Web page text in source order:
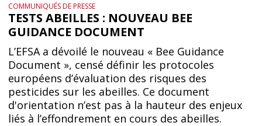
COMMUNIQUÉS DE PRESSE
TESTS ABEILLES : NOUVEAU BEE
GUIDANCE DOCUMENT
L’EFSA a dévoilé le nouveau « Bee Guidance
Document », censé définir les protocoles
européens d’évaluation des risques des
pesticides sur les abeilles. Ce document
d'orientation n’est pas à la hauteur des enjeux
liés à l’effondrement en cours des abeilles.